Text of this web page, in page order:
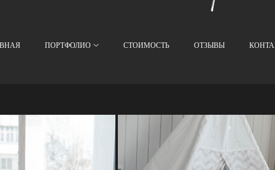
ПОРТФОЛИО СТОИМОСТЬ ОТЗЫВЫ